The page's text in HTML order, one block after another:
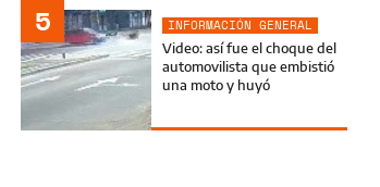
5
INFORMACIÓN GENERAL
Video: así fue el choque del
automovilista que embistió
una moto y huyó